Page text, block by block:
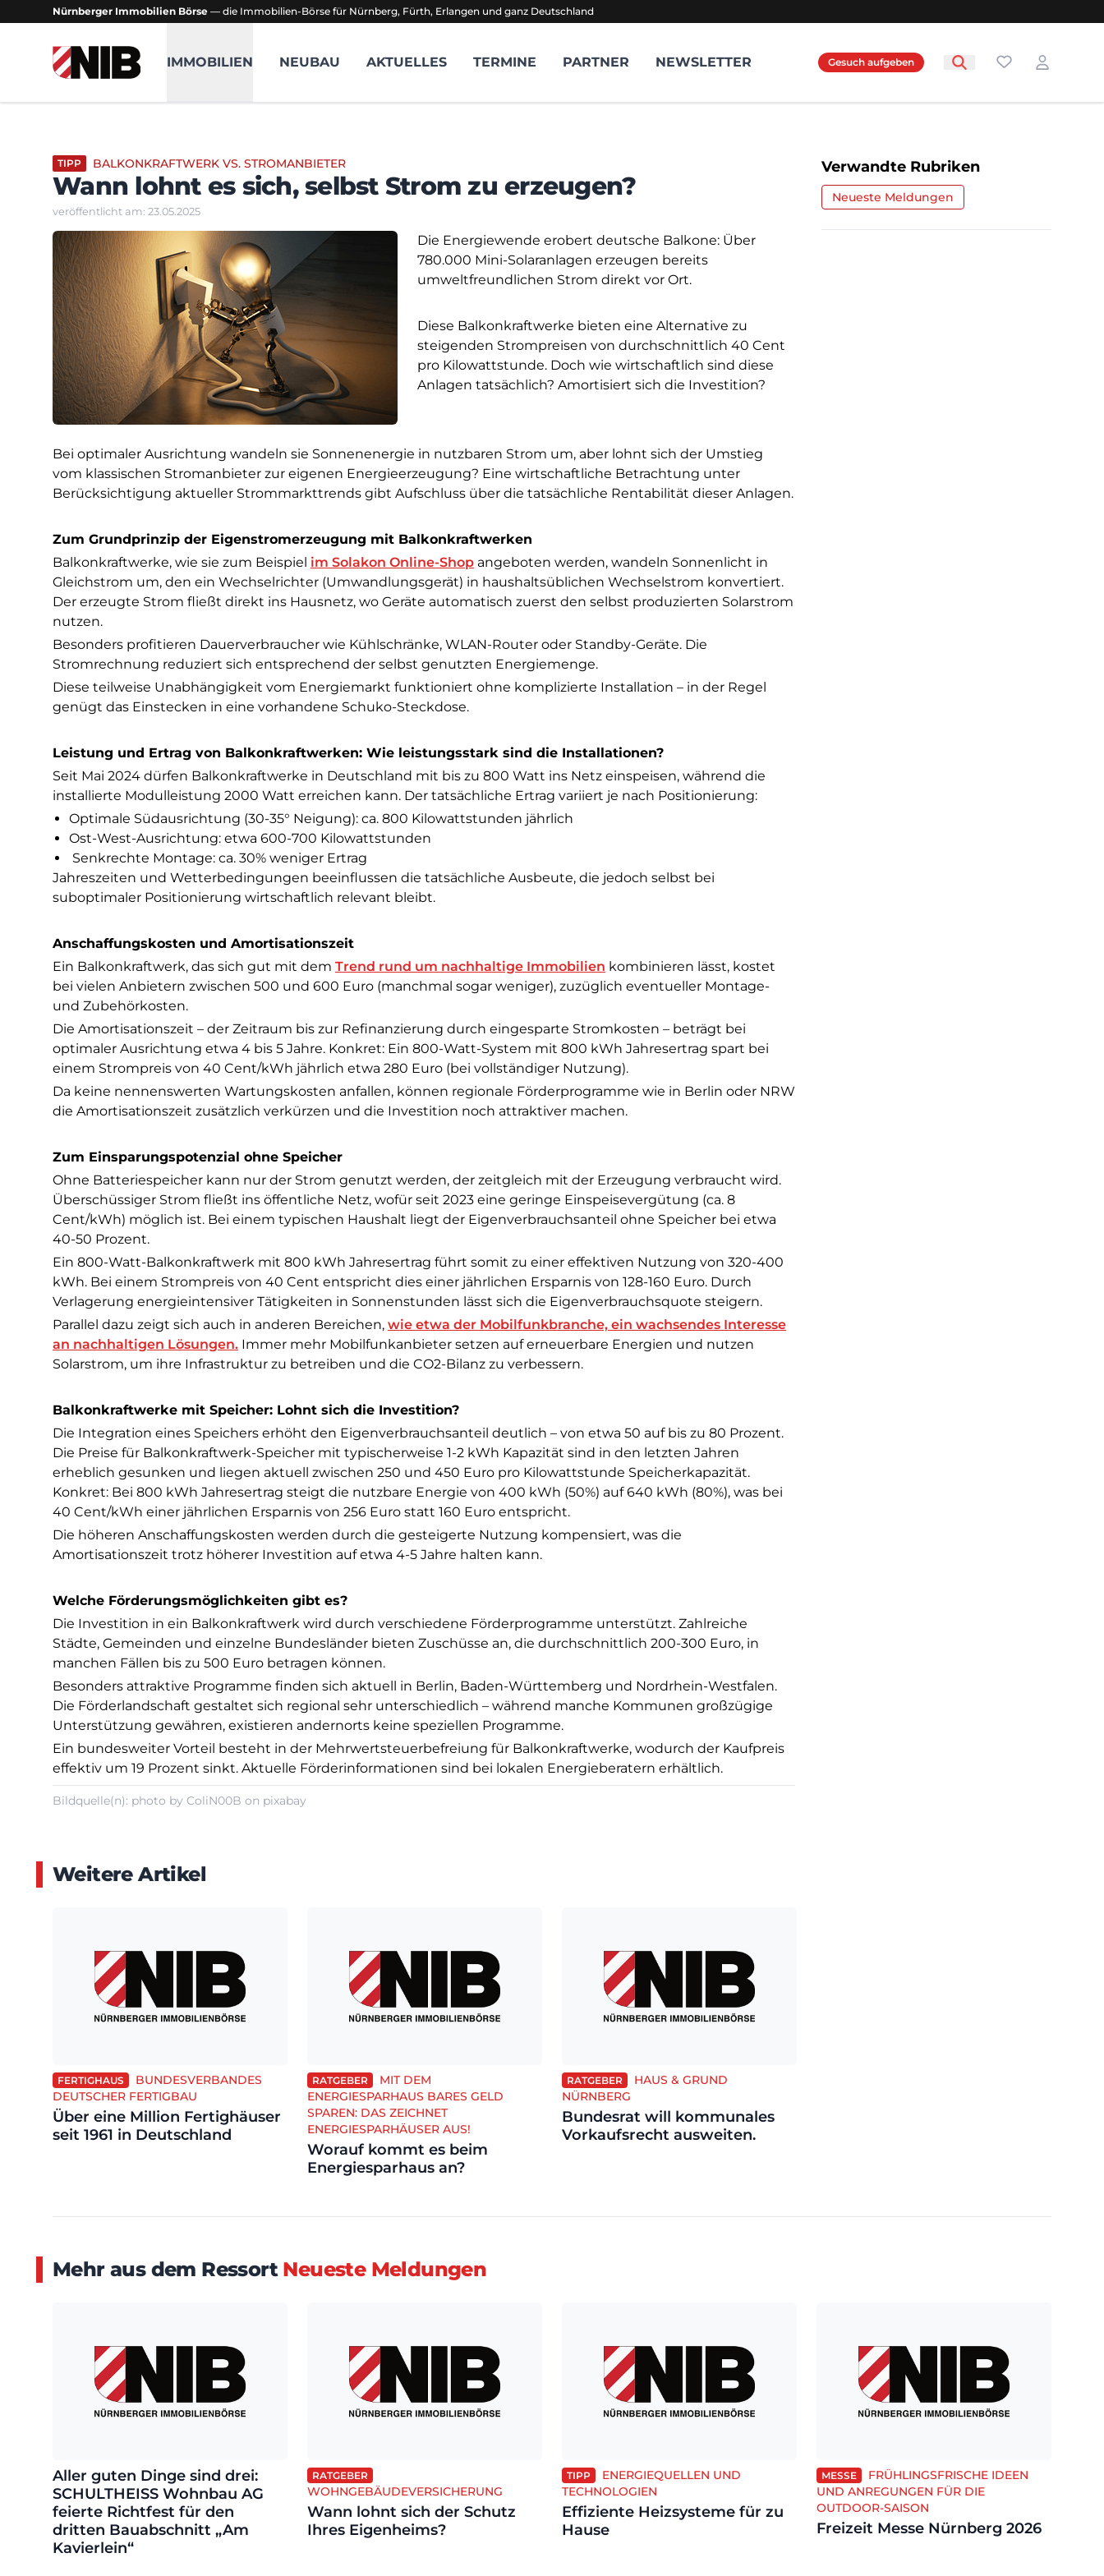
Nürnberger Immobilien Börse — die Immobilien-Börse für Nürnberg, Fürth, Erlangen und ganz Deutschland
NIB - Nürnberger Immobilien Börse
IMMOBILIEN NEUBAU AKTUELLES TERMINE PARTNER NEWSLETTER Gesuch aufgeben Favoriten
Login
TIPP BALKONKRAFTWERK VS. STROMANBIETER
Wann lohnt es sich, selbst Strom zu erzeugen?
veröffentlicht am: 23.05.2025
Die Energiewende erobert deutsche Balkone: Über
780.000 Mini-Solaranlagen erzeugen bereits
umweltfreundlichen Strom direkt vor Ort.
Diese Balkonkraftwerke bieten eine Alternative zu
steigenden Strompreisen von durchschnittlich 40 Cent
pro Kilowattstunde. Doch wie wirtschaftlich sind diese
Anlagen tatsächlich? Amortisiert sich die Investition?
Bei optimaler Ausrichtung wandeln sie Sonnenenergie in nutzbaren Strom um, aber lohnt sich der Umstieg
vom klassischen Stromanbieter zur eigenen Energieerzeugung? Eine wirtschaftliche Betrachtung unter
Berücksichtigung aktueller Strommarkttrends gibt Aufschluss über die tatsächliche Rentabilität dieser Anlagen.
Zum Grundprinzip der Eigenstromerzeugung mit Balkonkraftwerken
Balkonkraftwerke, wie sie zum Beispiel im Solakon Online-Shop angeboten werden, wandeln Sonnenlicht in
Gleichstrom um, den ein Wechselrichter (Umwandlungsgerät) in haushaltsüblichen Wechselstrom konvertiert.
Der erzeugte Strom fließt direkt ins Hausnetz, wo Geräte automatisch zuerst den selbst produzierten Solarstrom
nutzen.
Besonders profitieren Dauerverbraucher wie Kühlschränke, WLAN-Router oder Standby-Geräte. Die
Stromrechnung reduziert sich entsprechend der selbst genutzten Energiemenge.
Diese teilweise Unabhängigkeit vom Energiemarkt funktioniert ohne komplizierte Installation – in der Regel
genügt das Einstecken in eine vorhandene Schuko-Steckdose.
Leistung und Ertrag von Balkonkraftwerken: Wie leistungsstark sind die Installationen?
Seit Mai 2024 dürfen Balkonkraftwerke in Deutschland mit bis zu 800 Watt ins Netz einspeisen, während die
installierte Modulleistung 2000 Watt erreichen kann. Der tatsächliche Ertrag variiert je nach Positionierung:
Optimale Südausrichtung (30-35° Neigung): ca. 800 Kilowattstunden jährlich
Ost-West-Ausrichtung: etwa 600-700 Kilowattstunden
Senkrechte Montage: ca. 30% weniger Ertrag
Jahreszeiten und Wetterbedingungen beeinflussen die tatsächliche Ausbeute, die jedoch selbst bei
suboptimaler Positionierung wirtschaftlich relevant bleibt.
Anschaffungskosten und Amortisationszeit
Ein Balkonkraftwerk, das sich gut mit dem Trend rund um nachhaltige Immobilien kombinieren lässt, kostet
bei vielen Anbietern zwischen 500 und 600 Euro (manchmal sogar weniger), zuzüglich eventueller Montage-
und Zubehörkosten.
Die Amortisationszeit – der Zeitraum bis zur Refinanzierung durch eingesparte Stromkosten – beträgt bei
optimaler Ausrichtung etwa 4 bis 5 Jahre. Konkret: Ein 800-Watt-System mit 800 kWh Jahresertrag spart bei
einem Strompreis von 40 Cent/kWh jährlich etwa 280 Euro (bei vollständiger Nutzung).
Da keine nennenswerten Wartungskosten anfallen, können regionale Förderprogramme wie in Berlin oder NRW
die Amortisationszeit zusätzlich verkürzen und die Investition noch attraktiver machen.
Zum Einsparungspotenzial ohne Speicher
Ohne Batteriespeicher kann nur der Strom genutzt werden, der zeitgleich mit der Erzeugung verbraucht wird.
Überschüssiger Strom fließt ins öffentliche Netz, wofür seit 2023 eine geringe Einspeisevergütung (ca. 8
Cent/kWh) möglich ist. Bei einem typischen Haushalt liegt der Eigenverbrauchsanteil ohne Speicher bei etwa
40-50 Prozent.
Ein 800-Watt-Balkonkraftwerk mit 800 kWh Jahresertrag führt somit zu einer effektiven Nutzung von 320-400
kWh. Bei einem Strompreis von 40 Cent entspricht dies einer jährlichen Ersparnis von 128-160 Euro. Durch
Verlagerung energieintensiver Tätigkeiten in Sonnenstunden lässt sich die Eigenverbrauchsquote steigern.
Parallel dazu zeigt sich auch in anderen Bereichen, wie etwa der Mobilfunkbranche, ein wachsendes Interesse
an nachhaltigen Lösungen. Immer mehr Mobilfunkanbieter setzen auf erneuerbare Energien und nutzen
Solarstrom, um ihre Infrastruktur zu betreiben und die CO2-Bilanz zu verbessern.
Balkonkraftwerke mit Speicher: Lohnt sich die Investition?
Die Integration eines Speichers erhöht den Eigenverbrauchsanteil deutlich – von etwa 50 auf bis zu 80 Prozent.
Die Preise für Balkonkraftwerk-Speicher mit typischerweise 1-2 kWh Kapazität sind in den letzten Jahren
erheblich gesunken und liegen aktuell zwischen 250 und 450 Euro pro Kilowattstunde Speicherkapazität.
Konkret: Bei 800 kWh Jahresertrag steigt die nutzbare Energie von 400 kWh (50%) auf 640 kWh (80%), was bei
40 Cent/kWh einer jährlichen Ersparnis von 256 Euro statt 160 Euro entspricht.
Die höheren Anschaffungskosten werden durch die gesteigerte Nutzung kompensiert, was die
Amortisationszeit trotz höherer Investition auf etwa 4-5 Jahre halten kann.
Welche Förderungsmöglichkeiten gibt es?
Die Investition in ein Balkonkraftwerk wird durch verschiedene Förderprogramme unterstützt. Zahlreiche
Städte, Gemeinden und einzelne Bundesländer bieten Zuschüsse an, die durchschnittlich 200-300 Euro, in
manchen Fällen bis zu 500 Euro betragen können.
Besonders attraktive Programme finden sich aktuell in Berlin, Baden-Württemberg und Nordrhein-Westfalen.
Die Förderlandschaft gestaltet sich regional sehr unterschiedlich – während manche Kommunen großzügige
Unterstützung gewähren, existieren andernorts keine speziellen Programme.
Ein bundesweiter Vorteil besteht in der Mehrwertsteuerbefreiung für Balkonkraftwerke, wodurch der Kaufpreis
effektiv um 19 Prozent sinkt. Aktuelle Förderinformationen sind bei lokalen Energieberatern erhältlich.
Bildquelle(n): photo by ColiN00B on pixabay
Verwandte Rubriken
Neueste Meldungen
Weitere Artikel
FERTIGHAUS
BUNDESVERBANDES
DEUTSCHER FERTIGBAU
Über eine Million Fertighäuser
seit 1961 in Deutschland
RATGEBER
MIT DEM
ENERGIESPARHAUS BARES GELD
SPAREN: DAS ZEICHNET
ENERGIESPARHÄUSER AUS!
Worauf kommt es beim
Energiesparhaus an?
RATGEBER
HAUS & GRUND
NÜRNBERG
Bundesrat will kommunales
Vorkaufsrecht ausweiten.
Mehr aus dem Ressort Neueste Meldungen
Aller guten Dinge sind drei:
SCHULTHEISS Wohnbau AG
feierte Richtfest für den
dritten Bauabschnitt „Am
Kavierlein“
RATGEBER
WOHNGEBÄUDEVERSICHERUNG
Wann lohnt sich der Schutz
Ihres Eigenheims?
TIPP
ENERGIEQUELLEN UND
TECHNOLOGIEN
Effiziente Heizsysteme für zu
Hause
MESSE
FRÜHLINGSFRISCHE IDEEN
UND ANREGUNGEN FÜR DIE
OUTDOOR-SAISON
Freizeit Messe Nürnberg 2026